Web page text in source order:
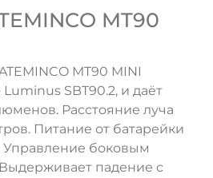
MT90
MT90 MINI
SBT90.2, и даёт
Расстояние луча
Питание от батарейки
Управление боковым
падение с